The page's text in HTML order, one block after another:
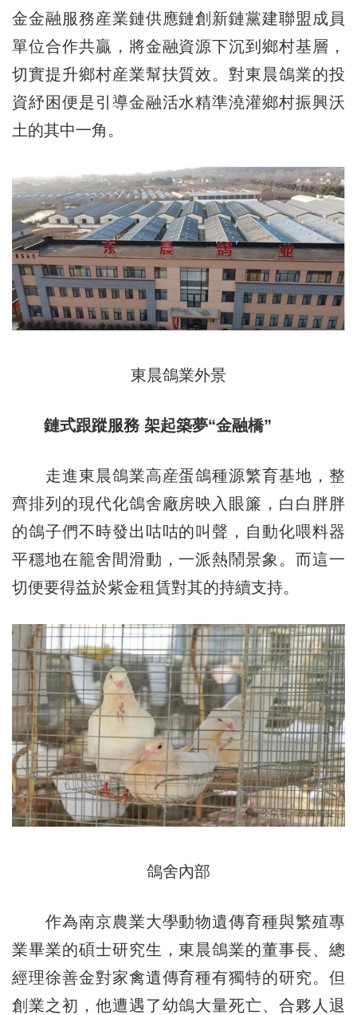
金金融服務産業鏈供應鏈創新鏈黨建聯盟成員
單位合作共贏，將金融資源下沉到鄉村基層，
切實提升鄉村産業幫扶質效。對東晨鴿業的投
資紓困便是引導金融活水精準澆灌鄉村振興沃
土的其中一角。
東晨鴿業外景
鏈式跟蹤服務 架起築夢“金融橋”
走進東晨鴿業高産蛋鴿種源繁育基地，整
齊排列的現代化鴿舍廠房映入眼簾，白白胖胖
的鴿子們不時發出咕咕的叫聲，自動化喂料器
平穩地在籠舍間滑動，一派熱鬧景象。而這一
切便要得益於紫金租賃對其的持續支持。
鴿舍內部
作為南京農業大學動物遺傳育種與繁殖專
業畢業的碩士研究生，東晨鴿業的董事長、總
經理徐善金對家禽遺傳育種有獨特的研究。但
創業之初，他遭遇了幼鴿大量死亡、合夥人退